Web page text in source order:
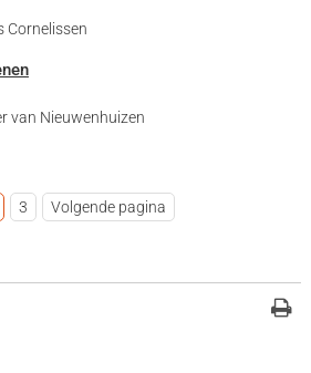
Cornelissen
van Nieuwenhuizen
3 Volgende pagina